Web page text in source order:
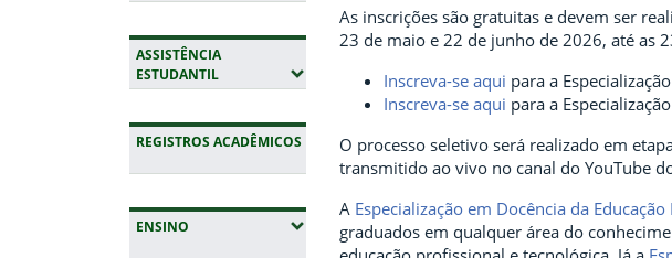
ASSISTÊNCIA
ESTUDANTIL(EXPANDIR SUBMENUS)
REGISTROS ACADÊMICOS
ENSINO (EXPANDIR SUBMENUS)
As inscrições são gratuitas e devem ser
23 de maio e 22 de junho de 2026, até as
Inscreva-se aqui para a
Inscreva-se aqui para a
O processo seletivo será realizado em
transmitido ao vivo no canal do YouTube
A Especialização em Docência da
graduados em qualquer área do